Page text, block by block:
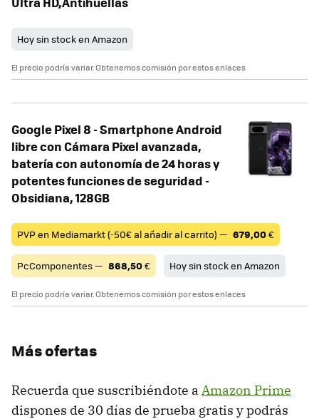
Hoy sin stock en Amazon
El precio podría variar. Obtenemos comisión por estos enlaces
Google Pixel 8 - Smartphone Android
libre con Cámara Pixel avanzada,
batería con autonomía de 24 horas y
potentes funciones de seguridad -
Obsidiana, 128GB
PVP en Mediamarkt (-50€ al añadir al carrito) — 679,00€
PcComponentes — 868,50€ Hoy sin stock en Amazon
El precio podría variar. Obtenemos comisión por estos enlaces
Más ofertas
Recuerda que suscribiéndote a Amazon Prime
dispones de 30 días de prueba gratis y podrás